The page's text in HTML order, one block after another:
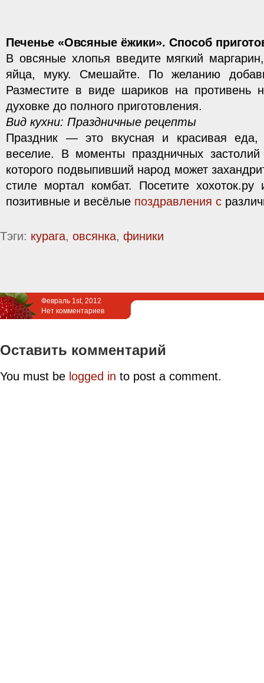
Печенье «Овсяные ёжики». Способ
В овсяные хлопья введите мягкий
яйца, муку. Смешайте. По желанию
Разместите в виде шариков на противень
духовке до полного приготовления.
Вид кухни: Праздничные рецепты
Праздник — это вкусная и красивая еда,
веселие. В моменты праздничных
которого подвыпивший народ может
стиле мортал комбат. Посетите хохоток.ру
позитивные и весёлые поздравления с
Тэги: курага, овсянка, финики
Февраль 1st, 2012
Нет комментариев
Оставить комментарий
You must be logged in to post a comment.